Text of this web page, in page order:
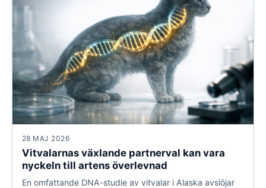
28 MAJ 2026
Vitvalarnas växlande partnerval kan vara
nyckeln till artens överlevnad
En omfattande DNA-studie av vitvalar i Alaska avslöjar